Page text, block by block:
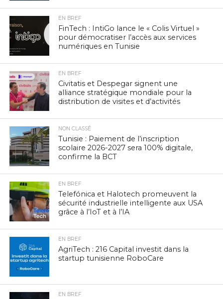
EN BREF
FinTech : IntiGo lance le « Colis Virtuel »
pour démocratiser l’accès aux services
numériques en Tunisie
EN BREF
Civitatis et Despegar signent une
alliance stratégique mondiale pour la
distribution de visites et d’activités
NON CLASSÉ
Tunisie : Paiement de l’inscription
scolaire 2026-2027 sera 100% digitale,
confirme la BCT
EN BREF
Telefónica et Halotech promeuvent la
sécurité industrielle intelligente aux USA
grâce à l’IoT et à l’IA
EN BREF
AgriTech : 216 Capital investit dans la
startup tunisienne RoboCare
EN BREF